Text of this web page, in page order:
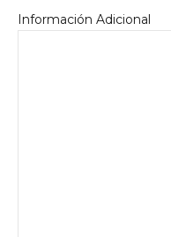
Información Adicional